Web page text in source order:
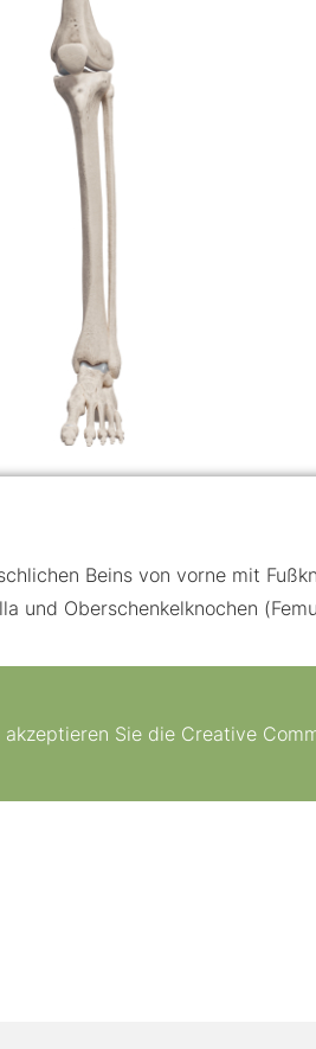
Beins von vorne mit
und Oberschenkelknochen
Sie die Creative